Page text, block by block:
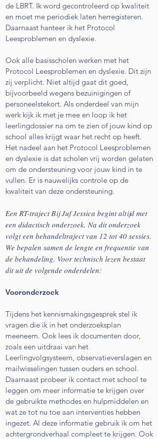
de LBRT. Ik word gecontroleerd op kwaliteit
en moet me periodiek laten herregisteren.
Daarnaast hanteer ik het Protocol
Leesproblemen en dyslexie.
Ook alle basisscholen werken met het
Protocol Leesproblemen en dyslexie. Dit zijn
zij verplicht. Niet altijd gaat dit goed,
bijvoorbeeld wegens bezuinigingen of
personeelstekort. Als onderdeel van mijn
werk kijk ik met je mee en loop ik het
leerlingdossier na om te zien of jouw kind op
school alles krijgt waar het recht op heeft.
Het nadeel aan het Protocol Leesproblemen
en dyslexie is dat scholen vrij worden gelaten
om de ondersteuning voor jouw kind in te
vullen. Er is nauwelijks controle op de
kwaliteit van deze ondersteuning.
Een RT-traject Bij Juf Jessica begint altijd met
een didactisch onderzoek. Na dit onderzoek
volgt een behandeltraject van 12 tot 40 sessies.
We bepalen samen de lengte en frequentie van
de behandeling. Voor technisch lezen bestaat
dit uit de volgende onderdelen:
Vooronderzoek
Tijdens het kennismakingsgesprek stel ik
vragen die ik in het onderzoeksplan
meeneem. Ook lees ik documenten door,
zoals een uitdraai van het
Leerlingvolgsysteem, observatieverslagen en
mailwisselingen tussen ouders en school.
Daarnaast probeer ik contact met school te
leggen om meer informatie te krijgen over
de gebruikte methodes en hulpmiddelen en
wat ze tot nu toe aan interventies hebben
ingezet. Al deze informatie gebruik ik om het
achtergrondverhaal compleet te krijgen. Ook